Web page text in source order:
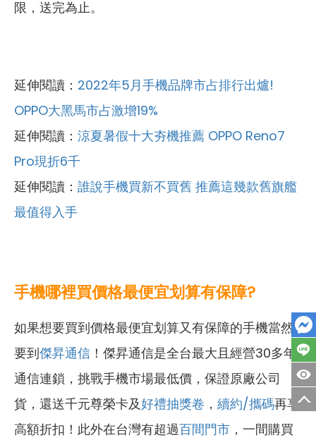
限，送完為止。
延伸閱讀： 2022年5月手機品牌市占排行出爐!
OPPO大黑馬市占激增19%
延伸閱讀： 涼夏暑假十大夯機推薦 OPPO Reno7
Pro現折6千
延伸閱讀： 誰說手機買新不買舊 推薦這幾款舊旗艦
最值得入手
手機哪裡買價格最便宜划算有保障?
如果想要買到價格最便宜划算又有保障的手機當然
要到傑昇通信 ！傑昇通信是全台最大且經營30多年
通信連鎖，挑戰手機市場最低價，保證原廠公司
貨，還送千元尊榮卡及好禮抽獎卷 ， 續約/攜碼再享
高額折扣！此外在台灣有超過百間門市 ，一間購買